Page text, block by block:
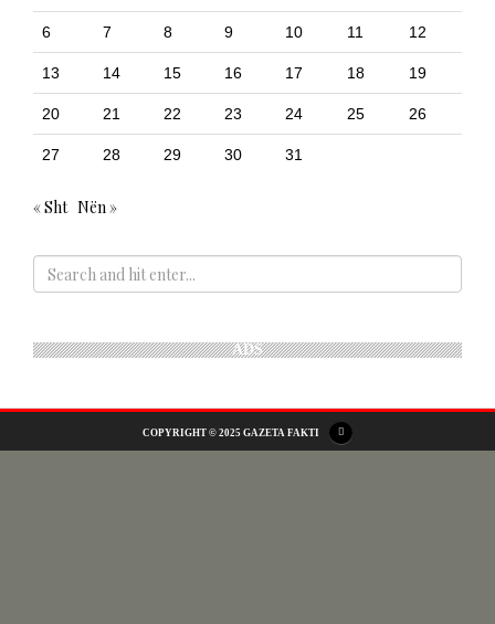
6 7 8 9 10 11 12
13 14 15 16 17 18 19
20 21 22 23 24 25 26
27 28 29 30 31
« Sht Nën »
ADS
COPYRIGHT © 2025 GAZETA FAKTI